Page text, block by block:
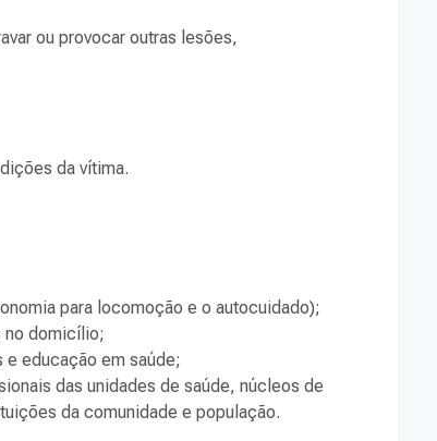
ou provocar outras lesões,
da vítima.
para locomoção e o autocuidado);
no domicílio;
educação em saúde;
das unidades de saúde, núcleos de
da comunidade e população.